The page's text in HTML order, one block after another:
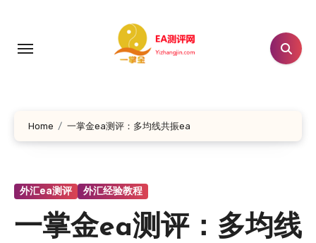
Home 一掌金ea测评：多均线共振ea
外汇ea测评 外汇经验教程
一掌金ea测评：多均线